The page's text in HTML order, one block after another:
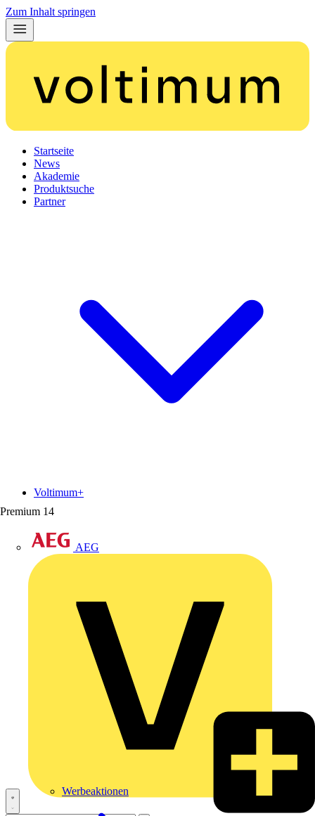
Zum Inhalt springen
Startseite
News
Akademie
Produktsuche
Partner
Premium 14
AEG
Voltimum+
Werbeaktionen